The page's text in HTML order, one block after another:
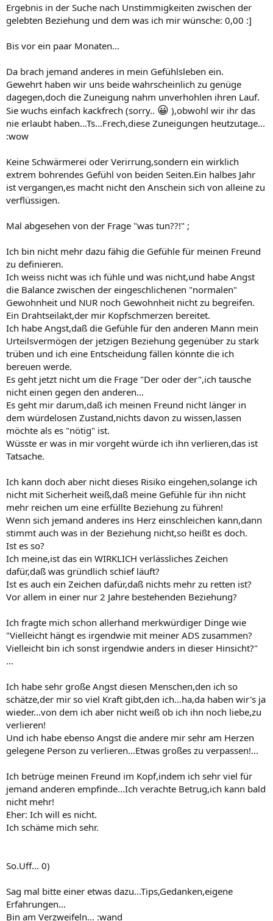
Ergebnis in der Suche nach Unstimmigkeiten zwischen der
gelebten Beziehung und dem was ich mir wünsche: 0,00 :]
Bis vor ein paar Monaten...
Da brach jemand anderes in mein Gefühlsleben ein.
Gewehrt haben wir uns beide wahrscheinlich zu genüge
dagegen,doch die Zuneigung nahm unverhohlen ihren Lauf.
Sie wuchs einfach kackfrech (sorry.. 😀 ),obwohl wir ihr das
nie erlaubt haben...Ts...Frech,diese Zuneigungen heutzutage...
:wow
Keine Schwärmerei oder Verirrung,sondern ein wirklich
extrem bohrendes Gefühl von beiden Seiten.Ein halbes Jahr
ist vergangen,es macht nicht den Anschein sich von alleine zu
verflüssigen.
Mal abgesehen von der Frage "was tun??!" ;
Ich bin nicht mehr dazu fähig die Gefühle für meinen Freund
zu definieren.
Ich weiss nicht was ich fühle und was nicht,und habe Angst
die Balance zwischen der eingeschlichenen "normalen"
Gewohnheit und NUR noch Gewohnheit nicht zu begreifen.
Ein Drahtseilakt,der mir Kopfschmerzen bereitet.
Ich habe Angst,daß die Gefühle für den anderen Mann mein
Urteilsvermögen der jetzigen Beziehung gegenüber zu stark
trüben und ich eine Entscheidung fällen könnte die ich
bereuen werde.
Es geht jetzt nicht um die Frage "Der oder der",ich tausche
nicht einen gegen den anderen...
Es geht mir darum,daß ich meinen Freund nicht länger in
dem würdelosen Zustand,nichts davon zu wissen,lassen
möchte als es "nötig" ist.
Wüsste er was in mir vorgeht würde ich ihn verlieren,das ist
Tatsache.
Ich kann doch aber nicht dieses Risiko eingehen,solange ich
nicht mit Sicherheit weiß,daß meine Gefühle für ihn nicht
mehr reichen um eine erfüllte Beziehung zu führen!
Wenn sich jemand anderes ins Herz einschleichen kann,dann
stimmt auch was in der Beziehung nicht,so heißt es doch.
Ist es so?
Ich meine,ist das ein WIRKLICH verlässliches Zeichen
dafür,daß was gründlich schief läuft?
Ist es auch ein Zeichen dafür,daß nichts mehr zu retten ist?
Vor allem in einer nur 2 Jahre bestehenden Beziehung?
Ich fragte mich schon allerhand merkwürdiger Dinge wie
"Vielleicht hängt es irgendwie mit meiner ADS zusammen?
Vielleicht bin ich sonst irgendwie anders in dieser Hinsicht?"
...
Ich habe sehr große Angst diesen Menschen,den ich so
schätze,der mir so viel Kraft gibt,den ich...ha,da haben wir's ja
wieder...von dem ich aber nicht weiß ob ich ihn noch liebe,zu
verlieren!
Und ich habe ebenso Angst die andere mir sehr am Herzen
gelegene Person zu verlieren...Etwas großes zu verpassen!...
Ich betrüge meinen Freund im Kopf,indem ich sehr viel für
jemand anderen empfinde...Ich verachte Betrug,ich kann bald
nicht mehr!
Eher: Ich will es nicht.
Ich schäme mich sehr.
So.Uff... 0)
Sag mal bitte einer etwas dazu...Tips,Gedanken,eigene
Erfahrungen...
Bin am Verzweifeln... :wand